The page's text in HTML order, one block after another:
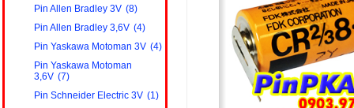
Pin Allen Bradley 3V (8)
Pin Allen Bradley 3,6V (4)
Pin Yaskawa Motoman 3V (4)
Pin Yaskawa Motoman
3,6V (7)
Pin Schneider Electric 3V (1)